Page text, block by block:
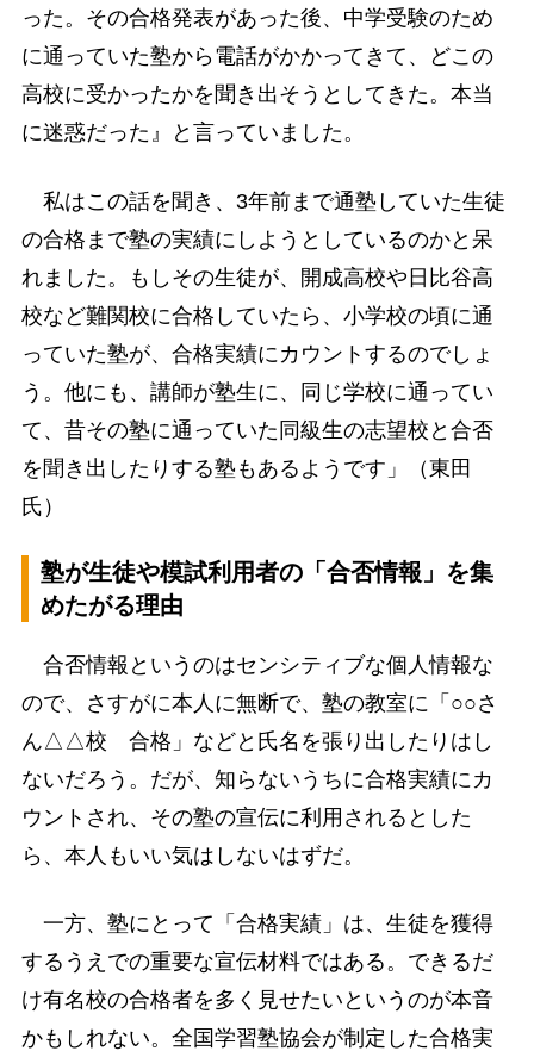
った。その合格発表があった後、中学受験のため
に通っていた塾から電話がかかってきて、どこの
高校に受かったかを聞き出そうとしてきた。本当
に迷惑だった』と言っていました。
私はこの話を聞き、3年前まで通塾していた生徒
の合格まで塾の実績にしようとしているのかと呆
れました。もしその生徒が、開成高校や日比谷高
校など難関校に合格していたら、小学校の頃に通
っていた塾が、合格実績にカウントするのでしょ
う。他にも、講師が塾生に、同じ学校に通ってい
て、昔その塾に通っていた同級生の志望校と合否
を聞き出したりする塾もあるようです」（東田
氏）
塾が生徒や模試利用者の「合否情報」を集
めたがる理由
合否情報というのはセンシティブな個人情報な
ので、さすがに本人に無断で、塾の教室に「○○さ
ん△△校 合格」などと氏名を張り出したりはし
ないだろう。だが、知らないうちに合格実績にカ
ウントされ、その塾の宣伝に利用されるとした
ら、本人もいい気はしないはずだ。
一方、塾にとって「合格実績」は、生徒を獲得
するうえでの重要な宣伝材料ではある。できるだ
け有名校の合格者を多く見せたいというのが本音
かもしれない。全国学習塾協会が制定した合格実